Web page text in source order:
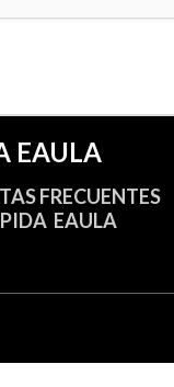
EAULA
FRECUENTES
EAULA